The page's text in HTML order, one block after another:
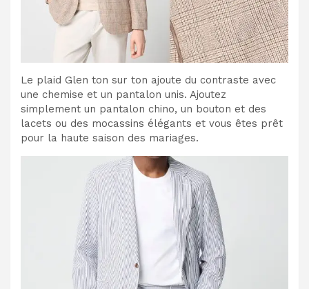
Le plaid Glen ton sur ton ajoute du contraste avec
une chemise et un pantalon unis. Ajoutez
simplement un pantalon chino, un bouton et des
lacets ou des mocassins élégants et vous êtes prêt
pour la haute saison des mariages.